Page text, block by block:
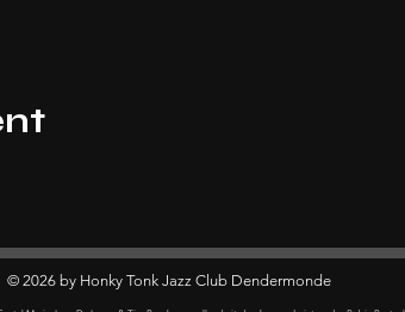
© 2026 by Honky Tonk Jazz Club Dendermonde